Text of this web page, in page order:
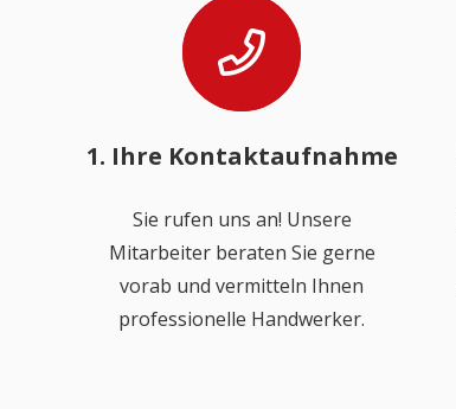
1. Ihre Kontaktaufnahme
Sie rufen uns an! Unsere
Mitarbeiter beraten Sie gerne
vorab und vermitteln Ihnen
professionelle Handwerker.